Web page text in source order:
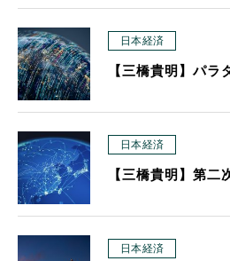
日本経済
【三橋貴明】パラ
日本経済
【三橋貴明】第
日本経済